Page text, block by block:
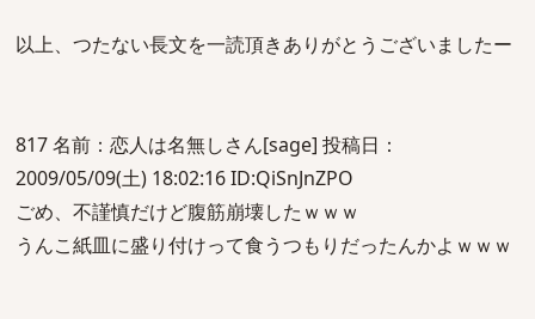
以上、つたない長文を一読頂きありがとうございましたー
817 名前：恋人は名無しさん[sage] 投稿日：
2009/05/09(土) 18:02:16 ID:QiSnJnZPO
ごめ、不謹慎だけど腹筋崩壊したｗｗｗ
うんこ紙皿に盛り付けって食うつもりだったんかよｗｗｗ